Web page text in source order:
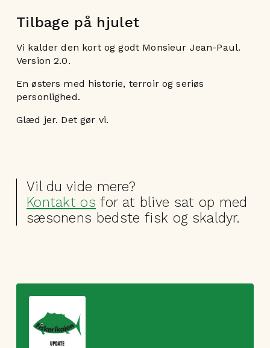
Tilbage på hjulet
Vi kalder den kort og godt Monsieur Jean-Paul.
Version 2.0.
En østers med historie, terroir og seriøs
personlighed.
Glæd jer. Det gør vi.
Vil du vide mere?
Kontakt os for at blive sat op med
sæsonens bedste fisk og skaldyr.